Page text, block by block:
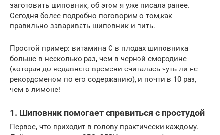
заготовить шиповник, об этом я уже писала ранее.
Сегодня более подробно поговорим о том,как
правильно заваривать шиповник и пить.
Простой пример: витамина С в плодах шиповника
больше в несколько раз, чем в черной смородине
(которая до недавнего времени считалась чуть ли не
рекордсменом по его содержанию), и почти в 10 раз,
чем в лимоне!
1. Шиповник помогает справиться с простудой
Первое, что приходит в голову практически каждому.